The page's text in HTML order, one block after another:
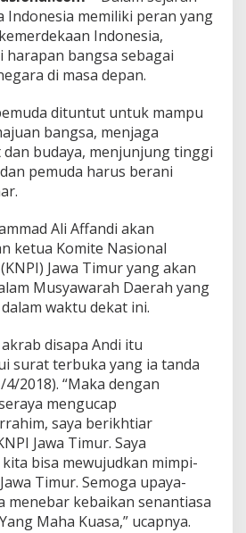
Indonesia memiliki peran yang
Indonesia,
harapan bangsa sebagai
di masa depan.
dituntut untuk mampu
bangsa, menjaga
budaya, menjunjung tinggi
pemuda harus berani
Ali Affandi akan
ketua Komite Nasional
Jawa Timur yang akan
Musyawarah Daerah yang
waktu dekat ini.
disapa Andi itu
surat terbuka yang ia tanda
2018). “Maka dengan
mengucap
saya berikhtiar
Jawa Timur. Saya
bisa mewujudkan mimpi-
Timur. Semoga upaya-
menebar kebaikan senantiasa
Maha Kuasa,” ucapnya.